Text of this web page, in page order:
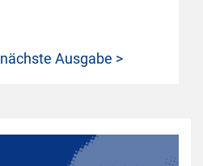
nächste Ausgabe >